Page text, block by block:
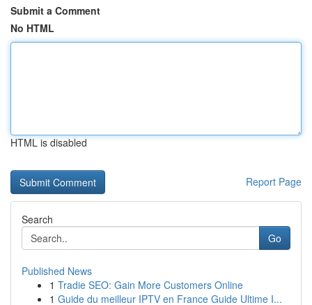
Submit a Comment
No HTML
HTML is disabled
Report Page
Search
Go
Published News
1 Tradie SEO: Gain More Customers Online
1 Guide du meilleur IPTV en France Guide Ultime I...